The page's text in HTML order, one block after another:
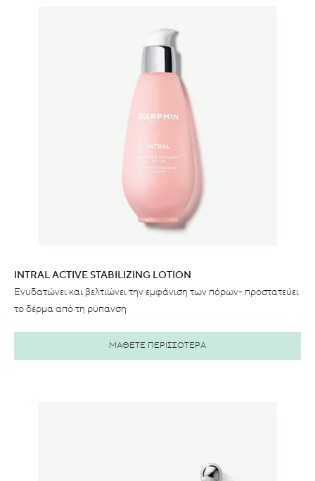
INTRAL ACTIVE STABILIZING LOTION
Ενυδατώνει και βελτιώνει την εμφάνιση των πόρων- προστατεύει
το δέρμα από τη ρύπανση
ΜΑΘΕΤΕ ΠΕΡΙΣΣΟΤΕΡΑ